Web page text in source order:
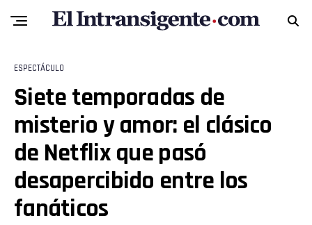
ESPECTÁCULO
Siete temporadas de
misterio y amor: el clásico
de Netflix que pasó
desapercibido entre los
fanáticos